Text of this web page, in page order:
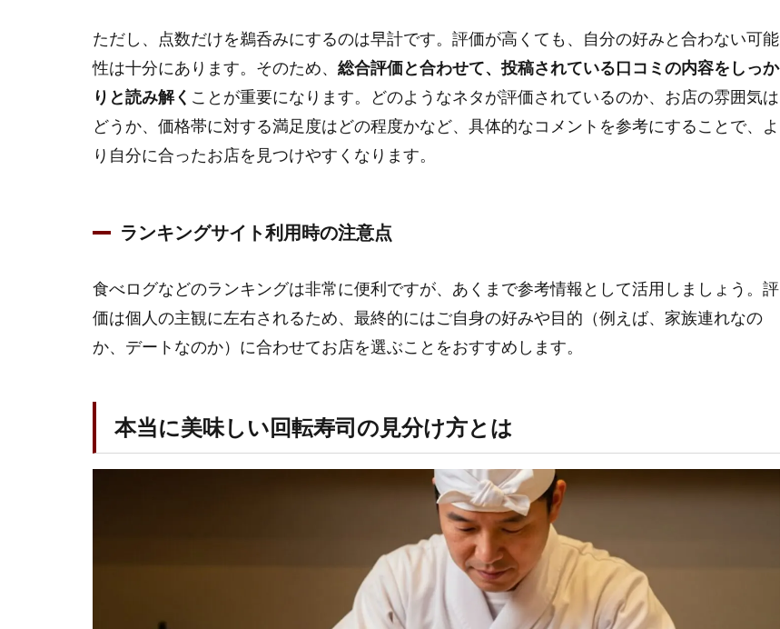
ングサ
用時の
注意点
1.2
本当
転寿
見分
け方
とは
1.2.1
産地へ
のこだ
ただし、点数だけを鵜呑みにするのは早計です。評価が高くても、自分の好みと合わない可能
性は十分にあります。そのため、 総合評価と合わせて、投稿されている口コミの内容をしっか
りと読み解く ことが重要になります。どのようなネタが評価されているのか、お店の雰囲気は
どうか、価格帯に対する満足度はどの程度かなど、具体的なコメントを参考にすることで、よ
り自分に合ったお店を見つけやすくなります。
ランキングサイト利用時の注意点
食べログなどのランキングは非常に便利ですが、あくまで参考情報として活用しましょう。評
価は個人の主観に左右されるため、最終的にはご自身の好みや目的（例えば、家族連れなの
か、デートなのか）に合わせてお店を選ぶことをおすすめします。
本当に美味しい回転寿司の見分け方とは